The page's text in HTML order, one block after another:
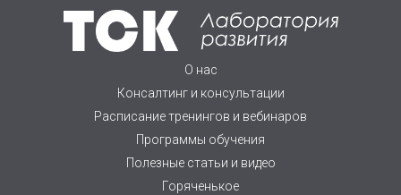
О нас
Консалтинг и консультации
Расписание тренингов и вебинаров
Программы обучения
Полезные статьи и видео
Горяченькое